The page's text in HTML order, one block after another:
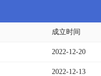
成立时间
2022-12-20
2022-12-13